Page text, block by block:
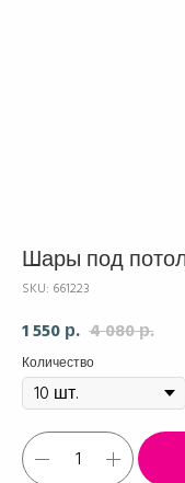
Шары под
SKU: 661223
1 550 р. 4 080р.
Количество